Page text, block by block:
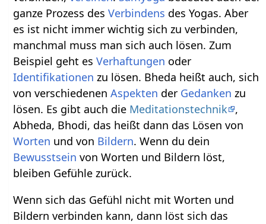
ganze Prozess desVerbindens des Yogas. Aber
es ist nicht immer wichtig sich zu verbinden,
manchmal muss man sich auch lösen. Zum
Beispiel geht esVerhaftungen oder
Identifikationen zu lösen. Bheda heißt auch, sich
von verschiedenenAspekten der Gedanken zu
lösen. Es gibt auch die Meditationstechnik ,
Abheda, Bhodi, das heißt dann das Lösen von
Worten und von Bildern. Wenn du dein
Bewusstsein von Worten und Bildern löst,
bleiben Gefühle zurück.
Wenn sich das Gefühl nicht mit Worten und
Bildern verbinden kann, dann löst sich das